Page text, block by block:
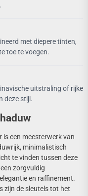
met diepere tinten,
toe te voegen.
uitstraling of rijke
deze stijl.
een meesterwerk van
minimalistisch
te vinden tussen deze
zorgvuldig
en raffinement.
zijn de sleutels tot het